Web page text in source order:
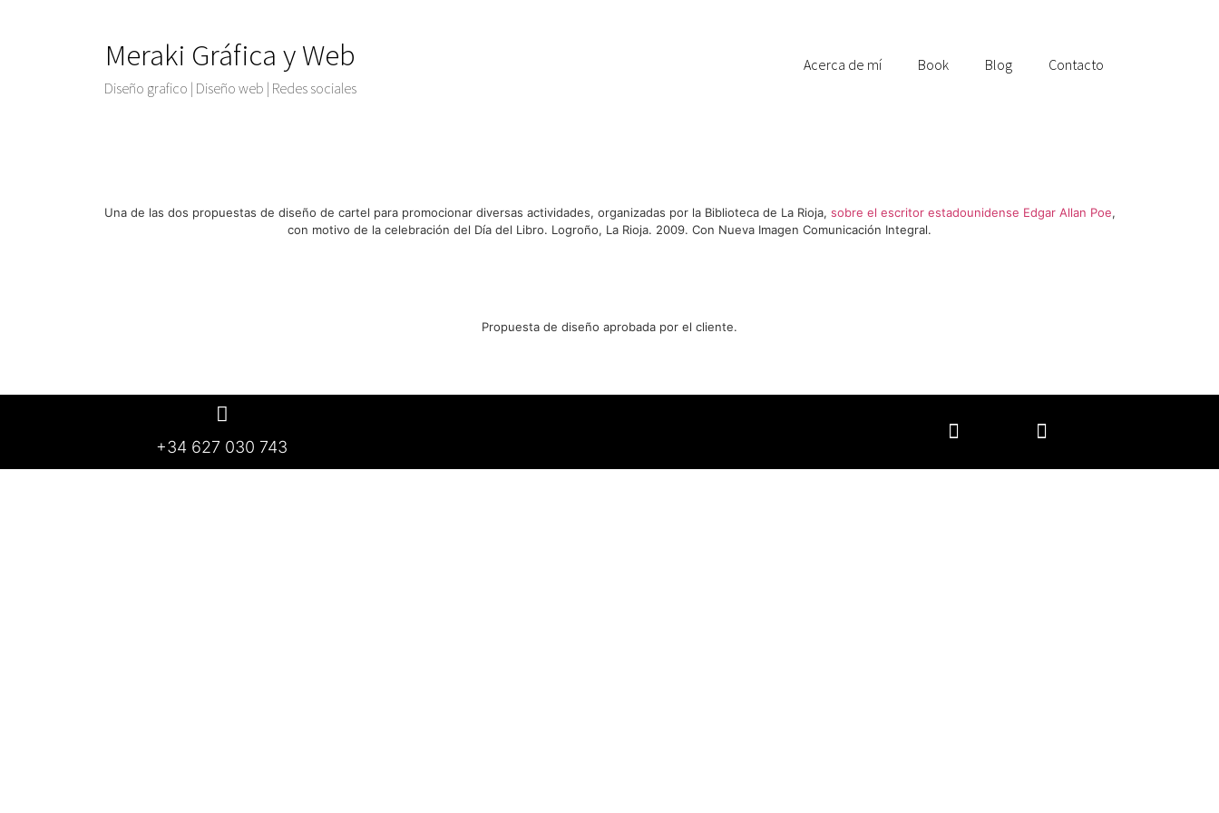
Meraki Gráfica y Web
Diseño grafico | Diseño web | Redes sociales
Acerca de mí Book Blog Contacto
Una de las dos propuestas de diseño de cartel para promocionar diversas actividades, organizadas por la Biblioteca de La Rioja, sobre el escritor estadounidense Edgar Allan Poe,
con motivo de la celebración del Día del Libro. Logroño, La Rioja. 2009. Con Nueva Imagen Comunicación Integral.
Propuesta de diseño aprobada por el cliente.
+34 627 030 743